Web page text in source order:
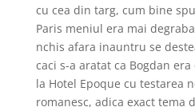
cu cea din targ, cum bine
Paris meniul era mai
nchis afara inauntru se
caci s-a aratat ca Bogdan
la Hotel Epoque cu testarea
romanesc, adica exact tema